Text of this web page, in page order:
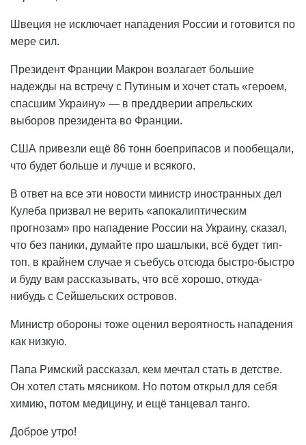
Швеция не исключает нападения России и готовится по
мере сил.
Президент Франции Макрон возлагает большие
надежды на встречу с Путиным и хочет стать «героем,
спасшим Украину» — в преддверии апрельских
выборов президента во Франции.
США привезли ещё 86 тонн боеприпасов и пообещали,
что будет больше и лучше и всякого.
В ответ на все эти новости министр иностранных дел
Кулеба призвал не верить «апокалиптическим
прогнозам» про нападение России на Украину, сказал,
что без паники, думайте про шашлыки, всё будет тип-
топ, в крайнем случае я съебусь отсюда быстро-быстро
и буду вам рассказывать, что всё хорошо, откуда-
нибудь с Сейшельских островов.
Министр обороны тоже оценил вероятность нападения
как низкую.
Папа Римский рассказал, кем мечтал стать в детстве.
Он хотел стать мясником. Но потом открыл для себя
химию, потом медицину, и ещё танцевал танго.
Доброе утро!